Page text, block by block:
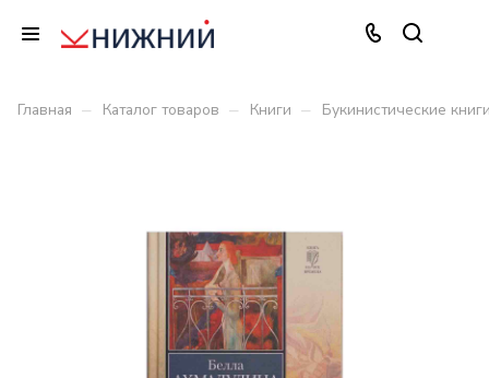
Главная – Каталог товаров – Книги – Букинистические